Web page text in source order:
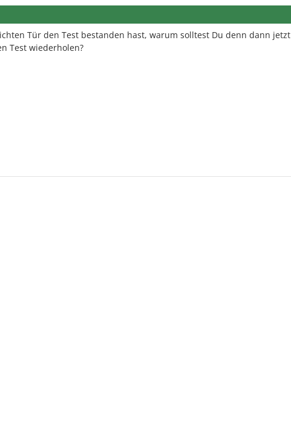
Tür den Test bestanden hast, warum solltest Du denn dann jetzt
Test wiederholen?